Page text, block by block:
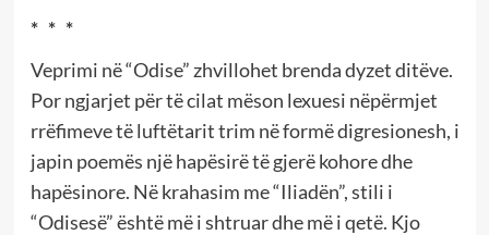
* * *
Veprimi në “Odise” zhvillohet brenda dyzet ditëve.
Por ngjarjet për të cilat mëson lexuesi nëpërmjet
rrëfimeve të luftëtarit trim në formë digresionesh, i
japin poemës një hapësirë të gjerë kohore dhe
hapësinore. Në krahasim me “Iliadën”, stili i
“Odisesë” është më i shtruar dhe më i qetë. Kjo